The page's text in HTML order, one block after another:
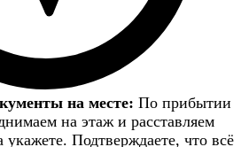
на месте: По прибытии
на этаж и расставляем
укажете. Подтверждаете, что всё